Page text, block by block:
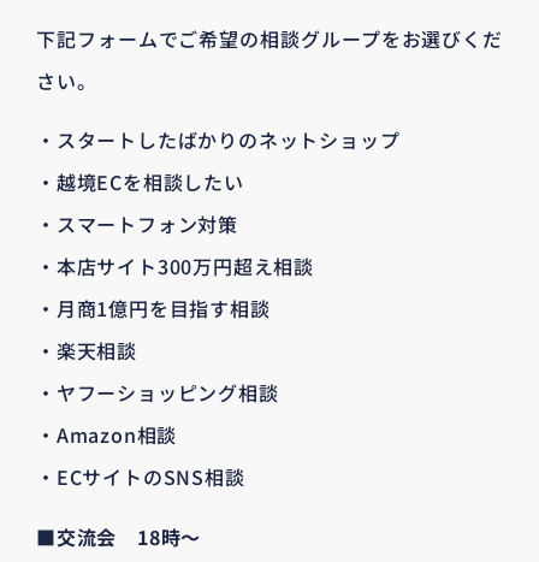
下記フォームでご希望の相談グループをお選びくだ
さい。
・スタートしたばかりのネットショップ
・越境ECを相談したい
・スマートフォン対策
・本店サイト300万円超え相談
・月商1億円を目指す相談
・楽天相談
・ヤフーショッピング相談
・Amazon相談
・ECサイトのSNS相談
■交流会 18時～